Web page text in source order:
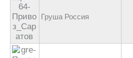
Груша Россия